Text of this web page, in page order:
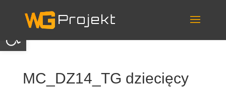
Otwórz pasek narzędzi
content
MC_DZ14_TG dziecięcy